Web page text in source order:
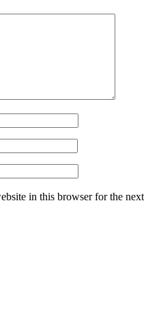
in this browser for the next